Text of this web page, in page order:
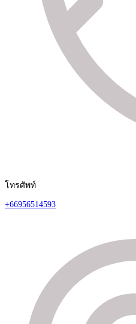
โทรศัพท์
+66956514593